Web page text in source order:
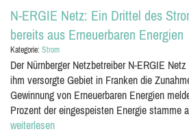
N-ERGIE Netz: Ein Drittel des
bereits aus Erneuerbaren Energien
Kategorie: Strom
Der Nürnberger Netzbetreiber N-ERGIE
ihm versorgte Gebiet in Franken die
Gewinnung von Erneuerbaren Energien
Prozent der eingespeisten Energie stamme
weiterlesen